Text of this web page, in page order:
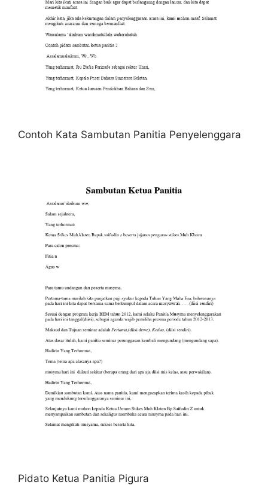
Contoh Kata Sambutan Panitia Penyelenggara
Pidato Ketua Panitia Pigura